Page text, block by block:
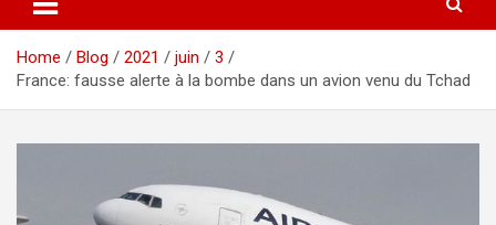
Home Blog 2021 juin
3
France: fausse alerte à la bombe dans un avion venu du Tchad